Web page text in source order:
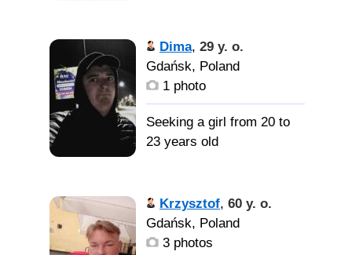
Ищу женщину из России.
Только в России живут
такие замечательные
замечательный... и очень
умный. Будь честным,
прекрасную жизнь. Вы
будете путешествовать,
веселиться, жить
Dima, 29 y. o.
Gdańsk, Poland
1 photo
Seeking a girl from 20 to
23 years old
Позитивный Можу
говорить на любые темы
) целеустремленность;
Krzysztof, 60 y. o.
Gdańsk, Poland
3 photos